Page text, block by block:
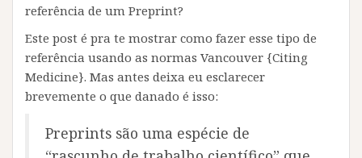
referência de um Preprint?
Este post é pra te mostrar como fazer esse tipo de
referência usando as normas Vancouver {Citing
Medicine}. Mas antes deixa eu esclarecer
brevemente o que danado é isso:
Preprints são uma espécie de